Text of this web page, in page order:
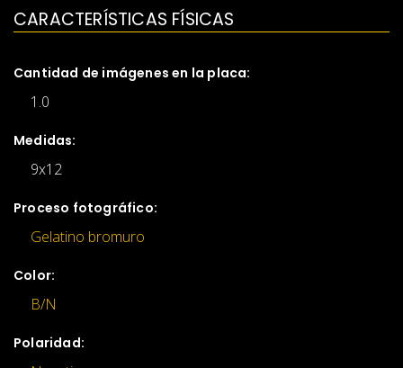
CARACTERÍSTICAS FÍSICAS
Cantidad de imágenes en la placa:
1.0
Medidas:
9x12
Proceso fotográfico:
Gelatino bromuro
Color:
B/N
Polaridad: